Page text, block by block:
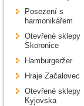
Posezení s
harmonikářem
Otevřené sklepy
Skoronice
Hamburgeržer
Hraje Začalovec
Otevřené sklepy
Kyjovska